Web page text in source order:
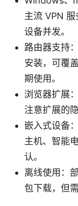
主流 VPN
设备并发。
路由器支持
安装，可覆
期使用。
浏览器扩展
注意扩展的
嵌入式设备
主机、智能
认。
离线使用：
包下载，但